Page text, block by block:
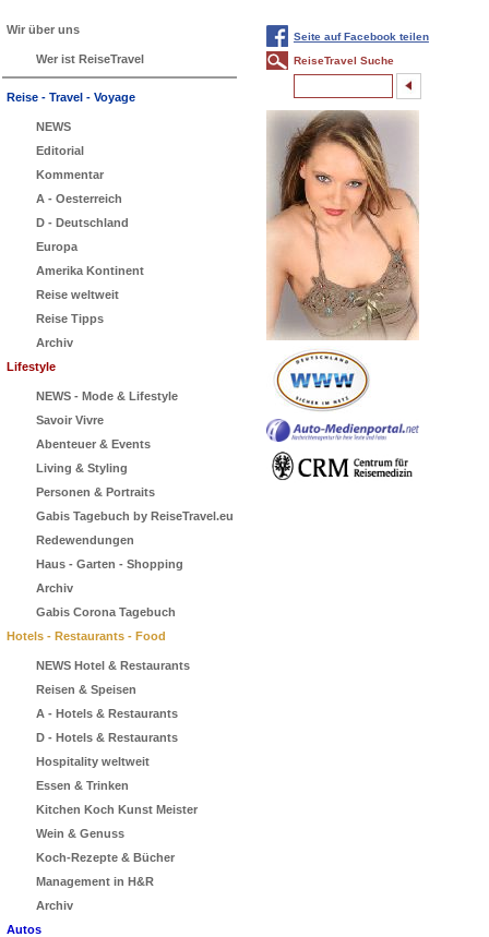
Wir über uns
Wer ist ReiseTravel
Reise - Travel - Voyage
NEWS
Editorial
Kommentar
A - Oesterreich
D - Deutschland
Europa
Amerika Kontinent
Reise weltweit
Reise Tipps
Archiv
Lifestyle
NEWS - Mode & Lifestyle
Savoir Vivre
Abenteuer & Events
Living & Styling
Personen & Portraits
Gabis Tagebuch by ReiseTravel.eu
Redewendungen
Haus - Garten - Shopping
Archiv
Gabis Corona Tagebuch
Hotels - Restaurants - Food
NEWS Hotel & Restaurants
Reisen & Speisen
A - Hotels & Restaurants
D - Hotels & Restaurants
Hospitality weltweit
Essen & Trinken
Kitchen Koch Kunst Meister
Wein & Genuss
Koch-Rezepte & Bücher
Management in H&R
Archiv
Autos
Seite auf Facebook teilen
ReiseTravel Suche